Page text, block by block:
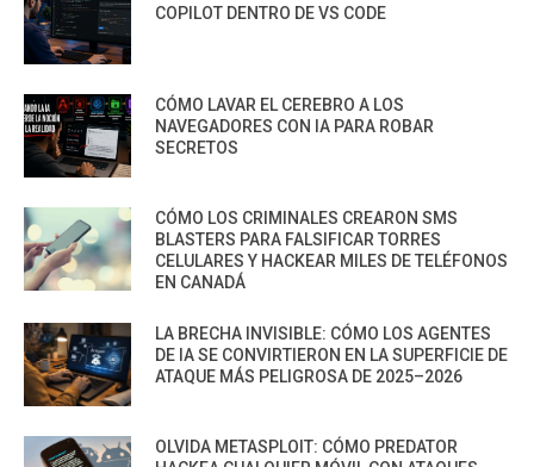
COPILOT DENTRO DE VS CODE
CÓMO LAVAR EL CEREBRO A LOS
NAVEGADORES CON IA PARA ROBAR
SECRETOS
CÓMO LOS CRIMINALES CREARON SMS
BLASTERS PARA FALSIFICAR TORRES
CELULARES Y HACKEAR MILES DE TELÉFONOS
EN CANADÁ
LA BRECHA INVISIBLE: CÓMO LOS AGENTES
DE IA SE CONVIRTIERON EN LA SUPERFICIE DE
ATAQUE MÁS PELIGROSA DE 2025–2026
OLVIDA METASPLOIT: CÓMO PREDATOR